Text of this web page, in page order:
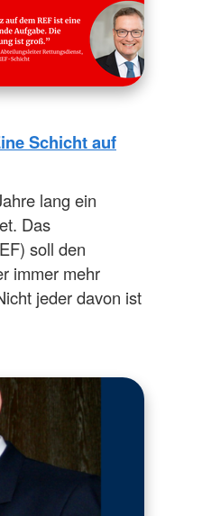
Schicht auf
lang ein
Das
soll den
immer mehr
jeder davon ist